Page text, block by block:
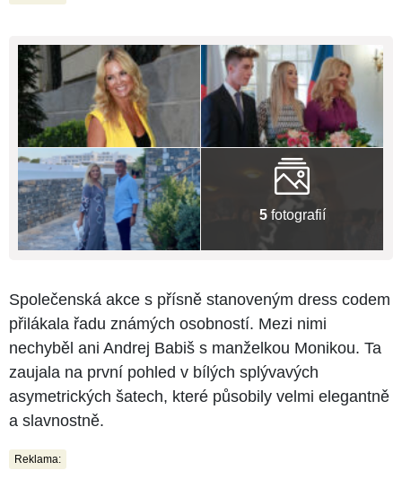
5fotografií
Společenská akce s přísně stanoveným dress codem
přilákala řadu známých osobností. Mezi nimi
nechyběl ani Andrej Babiš s manželkou Monikou. Ta
zaujala na první pohled v bílých splývavých
asymetrických šatech, které působily velmi elegantně
a slavnostně.
Reklama: